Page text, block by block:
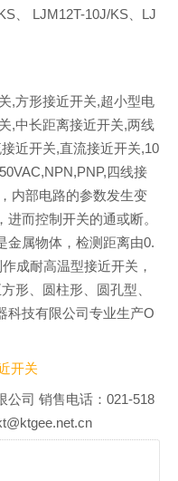
、 LJM12T-10J/KS、LJ
,方形接近开关,超小型电
,中长距离接近开关,两线
近开关,直流接近开关,10
四线接
内部电路的参数发生变
而控制开关的通或断。
金属物体，检测距离由0.
成耐高温型接近开关，
形、圆柱形、圆孔型、
科技有限公司专业生产O
开关
公司 销售电话：021-518